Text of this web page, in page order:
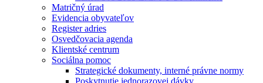
Matričný úrad
Evidencia obyvateľov
Register adries
Osvedčovacia agenda
Klientské centrum
Sociálna pomoc
Strategické dokumenty, interné právne normy
Poskytnutie jednorazovej dávky